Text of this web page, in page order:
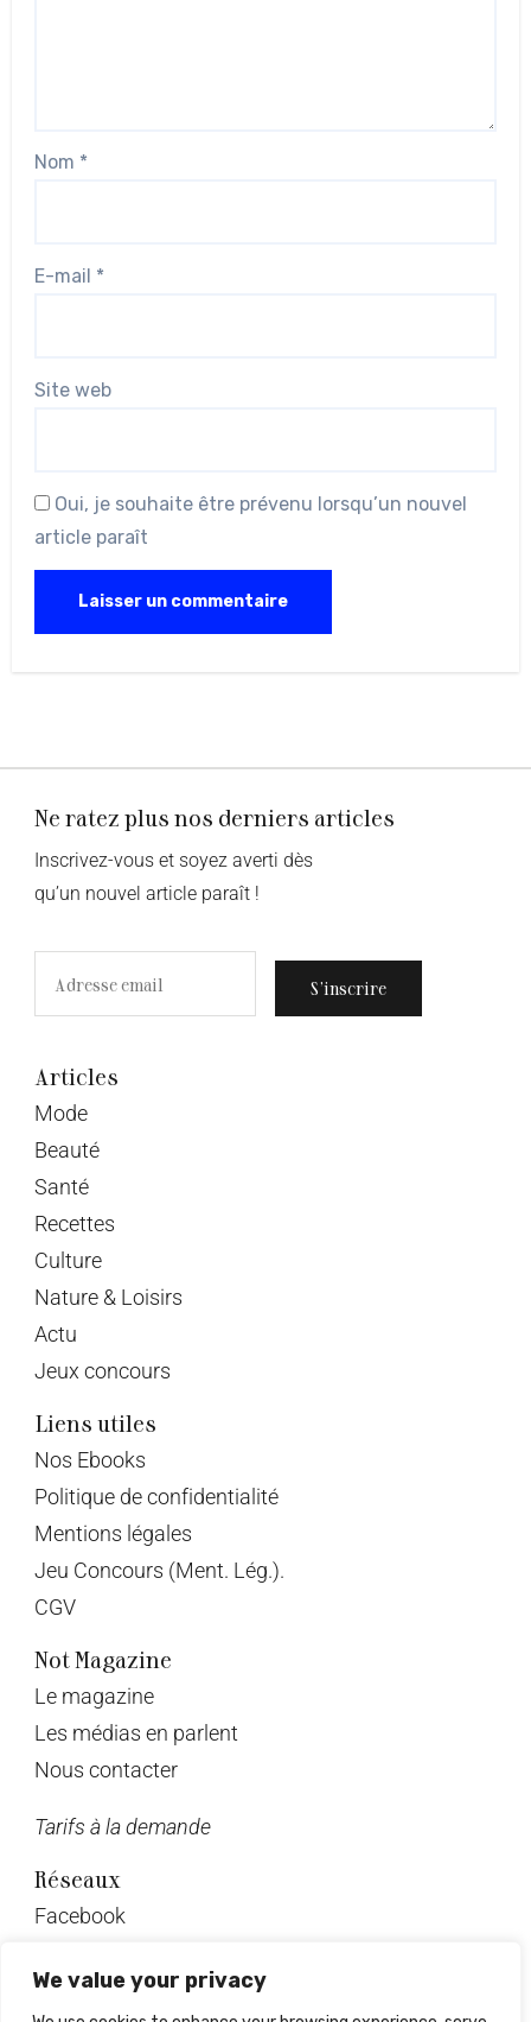
We value your privacy
Nom *
E-mail *
Site web
Oui, je souhaite être prévenu lorsqu’un nouvel
article paraît
Ne ratez plus nos derniers articles
Inscrivez-vous et soyez averti dès
qu’un nouvel article paraît !
S’inscrire
Articles
Mode
Beauté
Santé
Recettes
Culture
Nature & Loisirs
Actu
Jeux concours
Liens utiles
Nos Ebooks
Politique de confidentialité
Mentions légales
Jeu Concours (Ment. Lég.).
CGV
Not Magazine
Le magazine
Les médias en parlent
Nous contacter
Tarifs à la demande
Réseaux
Facebook
Instagram